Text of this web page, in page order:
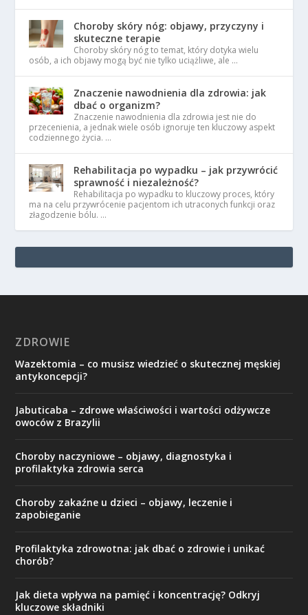
Choroby skóry nóg: objawy, przyczyny i
skuteczne terapie
Choroby skóry nóg to temat, który dotyka wielu
osób, a ich objawy mogą być nie tylko uciążliwe, ale …
Znaczenie nawodnienia dla zdrowia: jak
dbać o organizm?
Znaczenie nawodnienia dla zdrowia jest nie do
przecenienia, a jednak wiele osób ignoruje ten kluczowy aspekt
codziennego życia. …
Rehabilitacja po wypadku – jak przywrócić
sprawność i niezależność?
Rehabilitacja po wypadku to kluczowy proces, który
ma na celu przywrócenie pacjentom ich utraconych funkcji oraz
złagodzenie bólu. …
ZDROWIE
Wazektomia – co musisz wiedzieć o skutecznej męskiej
antykoncepcji?
Jabuticaba – zdrowe właściwości i wartości odżywcze
owoców z Brazylii
Choroby naczyniowe – objawy, diagnostyka i
profilaktyka zdrowia serca
Choroby zakaźne u dzieci – objawy, leczenie i
zapobieganie
Profilaktyka zdrowotna: jak dbać o zdrowie i unikać
chorób?
Jak dieta wpływa na pamięć i koncentrację? Odkryj
kluczowe składniki